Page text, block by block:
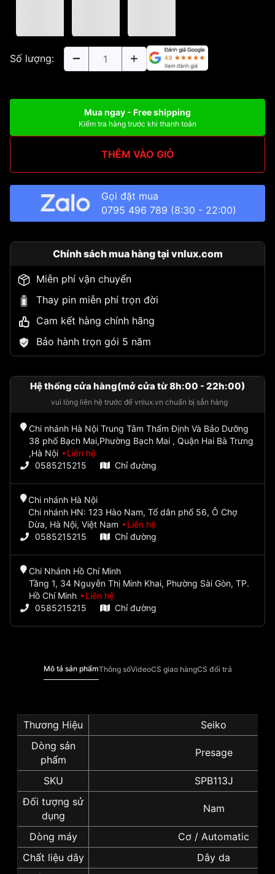
Số lượng:
Mua ngay - Free shipping
Kiểm tra hàng trước khi thanh toán
THÊM VÀO GIỎ
Gọi đặt mua
0795 496 789 (8:30 - 22:00)
Chính sách mua hàng tại vnlux.com
Miễn phí vận chuyển
Thay pin miễn phí trọn đời
Cam kết hàng chính hãng
Bảo hành trọn gói 5 năm
Hệ thống cửa hàng(mở cửa từ 8h:00 - 22h:00)
vui lòng liên hệ trước để vnlux.vn chuẩn bị sẵn hàng
Chi nhánh Hà Nội Trung Tâm Thẩm Định Và Bảo Dưỡng
38 phố Bạch Mai,Phường Bạch Mai , Quận Hai Bà Trưng
,Hà Nội
Liên hệ
0585215215
Chỉ đường
Chi nhánh Hà Nội
Chi nhánh HN: 123 Hào Nam, Tổ dân phố 56, Ô Chợ
Dừa, Hà Nội, Việt Nam
Liên hệ
0585215215
Chỉ đường
Chi Nhánh Hồ Chí Minh
Tầng 1, 34 Nguyễn Thị Minh Khai, Phường Sài Gòn, TP.
Hồ Chí Minh
Liên hệ
0585215215
Chỉ đường
Mô tả sản phẩmThông sốVideoCS giao hàngCS đổi trả
Thương Hiệu
Seiko
Dòng sản
phẩm
Presage
SKU
SPB113J
Đối tượng sử
dụng
Nam
Dòng máy
Cơ / Automatic
Chất liệu dây
Dây da